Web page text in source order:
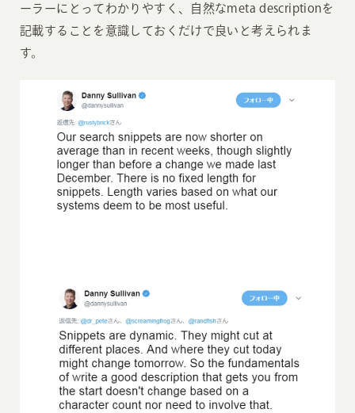
ーラーにとってわかりやすく、自然なmeta descriptionを
記載することを意識しておくだけで良いと考えられま
す。